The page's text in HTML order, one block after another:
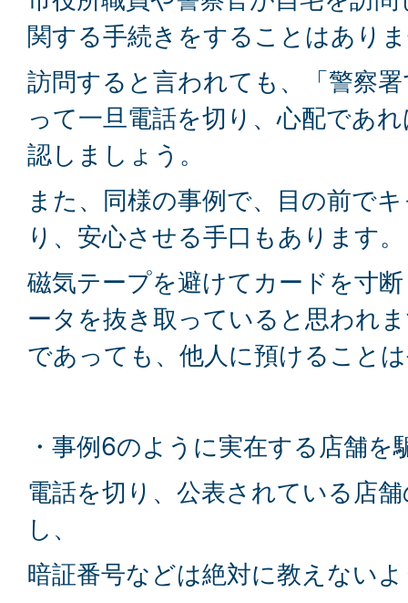
関する手続きをすることはあり
訪問すると言われても、「警察
って一旦電話を切り、心配であ
認しましょう。
また、同様の事例で、目の前で
り、安心させる手口もあります。
磁気テープを避けてカードを寸
ータを抜き取っていると思われ
であっても、他人に預けること
・事例6のように実在する店舗
電話を切り、公表されている店
し、
暗証番号などは絶対に教えない